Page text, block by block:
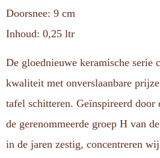
Doorsnee: 9 cm
Inhoud: 0,25 ltr
De gloednieuwe keramische serie
kwaliteit met onverslaanbare
tafel schitteren. Geïnspireerd door
de gerenommeerde groep H van
in de jaren zestig, concentreren